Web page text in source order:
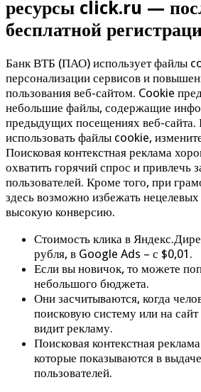
ресурсы click.ru —
бесплатной
Банк ВТБ (ПАО) использует файлы
персонализации сервисов и
пользования веб-сайтом. Cookie
небольшие файлы, содержащие
предыдущих посещениях веб-сайта.
использовать файлы cookie,
Поисковая контекстная реклама
охватить горячий спрос и привлечь
пользователей. Кроме того, при
здесь возможно избежать
высокую конверсию.
Стоимость клика в
рубля, в Google Ads – с $0,01.
Если вы новичок, то можете
небольшого бюджета.
Они засчитываются, когда
поисковую систему или на
видит рекламу.
Поисковая контекстная
которые показываются в
пользователей.